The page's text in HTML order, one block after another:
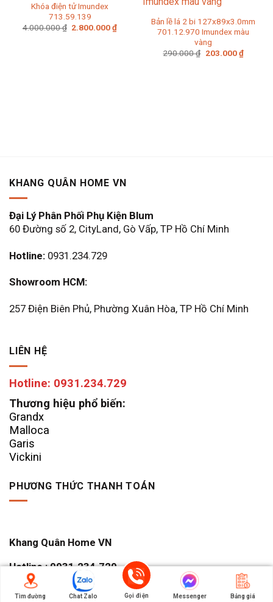
Khóa điện tử Imundex
713.59.139
4.000.000₫ Giá
2.800.000₫Giá
Bản lề lá 2 bi 127x89x3.0mm
701.12.970 Imundex màu
vàng
290.000₫ Giá
203.000₫Giá
hiện
KHANG QUÂN HOME VN
Đại Lý Phân Phối Phụ Kiện Blum
60 Đường số 2, CityLand, Gò Vấp, TP Hồ Chí Minh
Hotline: 0931.234.729
Showroom HCM:
257 Điện Biên Phủ, Phường Xuân Hòa, TP Hồ Chí Minh
LIÊN HỆ
Hotline: 0931.234.729
Thương hiệu phổ biến:
Grandx
Malloca
Garis
Vickini
PHƯƠNG THỨC THANH TOÁN
Khang Quân Home VN
Hotline : 0931.234.729
Tìm đường Chat Zalo Gọi điện Messenger Bảng giá